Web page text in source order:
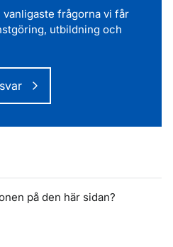
vanligaste frågorna vi får
utbildning och
på den här sidan?